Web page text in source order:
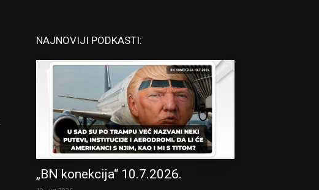
NAJNOVIJI PODKASTI:
„BN konekcija“ 10.7.2026.